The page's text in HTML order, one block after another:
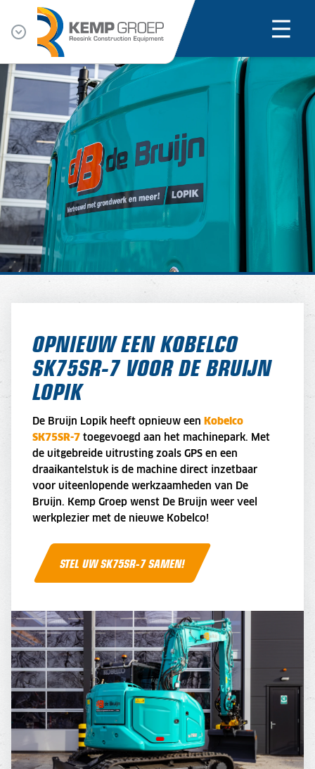
OPNIEUW EEN KOBELCO
SK75SR-7 VOOR DE BRUIJN
LOPIK
De Bruijn Lopik heeft opnieuw een Kobelco
SK75SR-7 toegevoegd aan het machinepark. Met
de uitgebreide uitrusting zoals GPS en een
draaikantelstuk is de machine direct inzetbaar
voor uiteenlopende werkzaamheden van De
Bruijn. Kemp Groep wenst De Bruijn weer veel
werkplezier met de nieuwe Kobelco!
STEL UW SK75SR-7 SAMEN!